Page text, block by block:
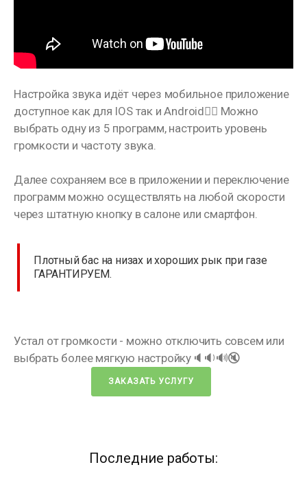
Настройка звука идёт через мобильное приложение
доступное как для IOS так и Android👌🏼 Можно
выбрать одну из 5 программ, настроить уровень
громкости и частоту звука.
Далее сохраняем все в приложении и переключение
программ можно осуществлять на любой скорости
через штатную кнопку в салоне или смартфон.
Плотный бас на низах и хороших рык при газе
ГАРАНТИРУЕМ.
Устал от громкости - можно отключить совсем или
выбрать более мягкую настройку🔈🔉🔊🔇
ЗАКАЗАТЬ УСЛУГУ
Последние работы: